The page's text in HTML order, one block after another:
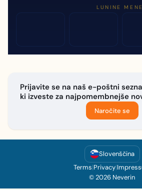
LUNINE MENE
Prijavite se na naš e-poštni
ki izveste za najpomembnejše
Naročite se
Slovenščina
Terms|Privacy|
© 2026 Neverin